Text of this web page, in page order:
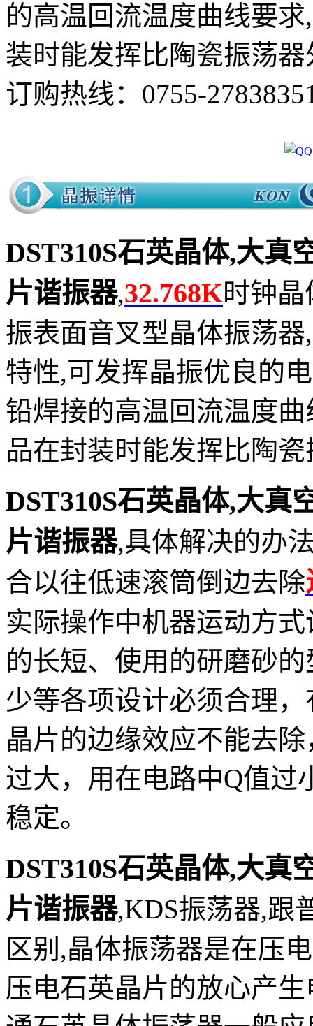
的高温回流温度曲线要
装时能发挥比陶瓷振荡
订购热线： 0755-
DST310S石英晶体,大真
片谐振器,32.768K时钟
振表面音叉型晶体振荡
特性,可发挥晶振优良的
铅焊接的高温回流温度
品在封装时能发挥比陶
DST310S石英晶体,大真
片谐振器,具体解决的办
合以往低速滚筒倒边去除
实际操作中机器运动方
的长短、使用的研磨砂
少等各项设计必须合理
晶片的边缘效应不能去
过大，用在电路中Q值过
稳定。
DST310S石英晶体,大真
片谐振器,KDS振荡器,跟
区别,晶体振荡器是在压
压电石英晶片的放心产